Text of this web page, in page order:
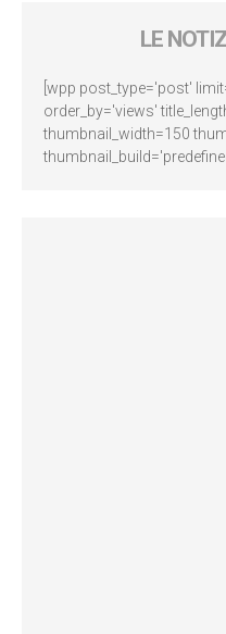
LE
[wpp post_type='post'
order_by='views'
thumbnail_width=150